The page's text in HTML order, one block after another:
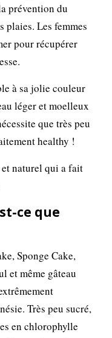
prévention du
plaies. Les femmes
pour récupérer
à sa jolie couleur
léger et moelleux
que très peu
healthy !
naturel qui a fait
ce que
Sponge Cake,
et même gâteau
Très peu sucré,
en chlorophylle